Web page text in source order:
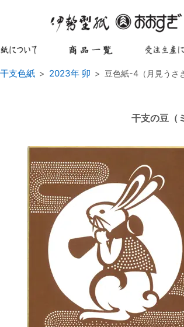
干支色紙 2023年 卯 豆色紙-4（月見うさ
干支の豆（